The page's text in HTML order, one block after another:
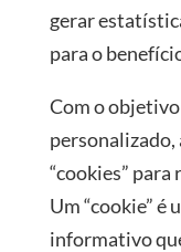
gerar
para o
Com o
“cookies”
Um “cookie” é
informativo